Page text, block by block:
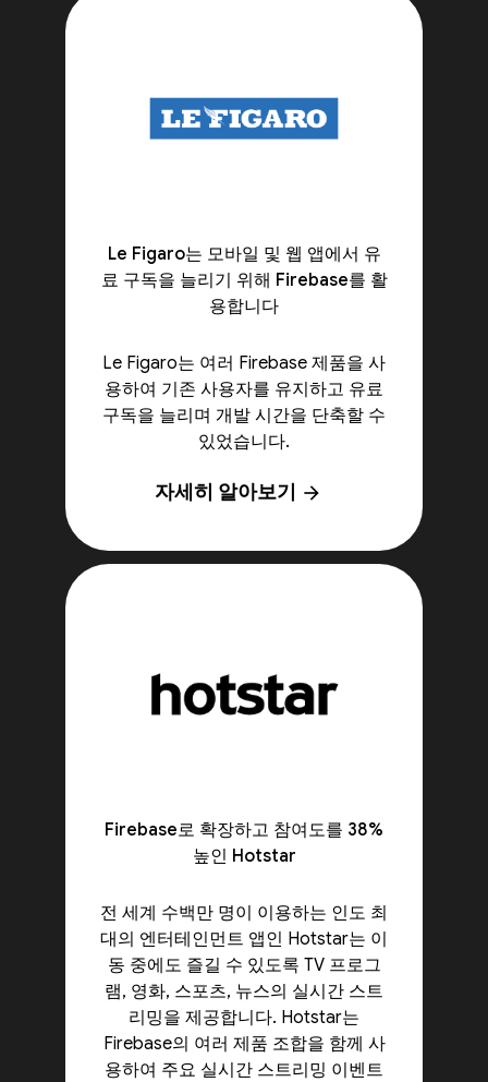
Le Figaro는 모바일 및 웹 앱에서 유
료 구독을 늘리기 위해 Firebase를 활
용합니다
Le Figaro는 여러 Firebase 제품을 사
용하여 기존 사용자를 유지하고 유료
구독을 늘리며 개발 시간을 단축할 수
있었습니다.
자세히 알아보기 arrow_forward
Firebase로 확장하고 참여도를 38%
높인 Hotstar
전 세계 수백만 명이 이용하는 인도 최
대의 엔터테인먼트 앱인 Hotstar는 이
동 중에도 즐길 수 있도록 TV 프로그
램, 영화, 스포츠, 뉴스의 실시간 스트
리밍을 제공합니다. Hotstar는
Firebase의 여러 제품 조합을 함께 사
용하여 주요 실시간 스트리밍 이벤트